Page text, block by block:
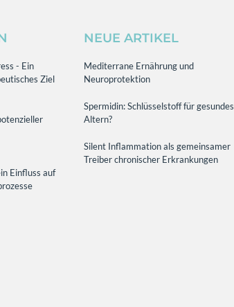
- Ein
Ziel
Einfluss auf
NEUE ARTIKEL
Mediterrane Ernährung und
Neuroprotektion
Spermidin: Schlüsselstoff für gesundes
Altern?
Silent Inflammation als gemeinsamer
Treiber chronischer Erkrankungen